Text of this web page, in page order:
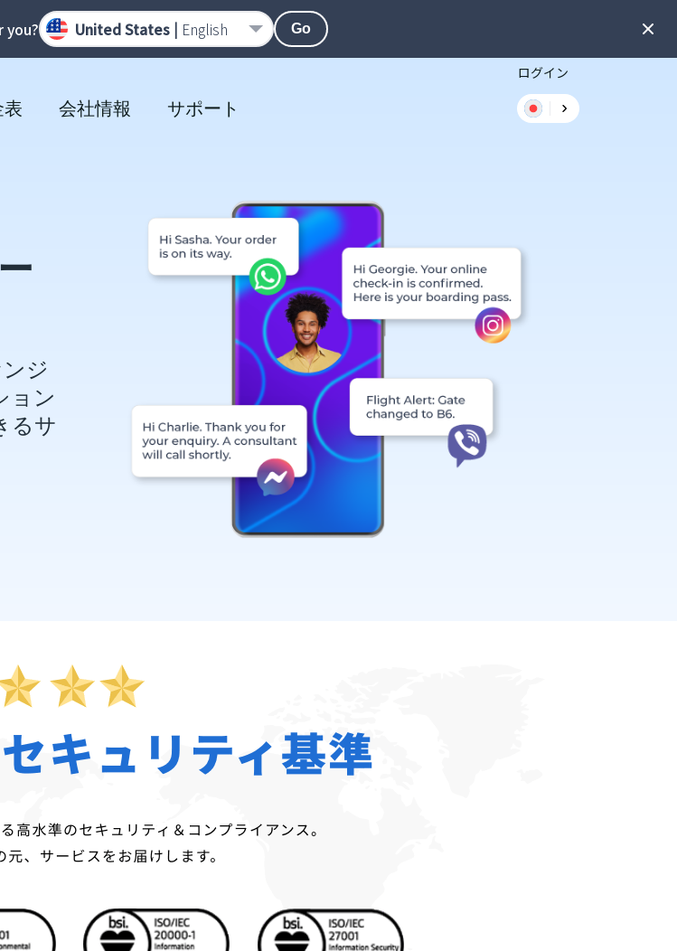
ログイン
表 会社情報 サポート
ジ
ョン
るサ
you? United States | English Go